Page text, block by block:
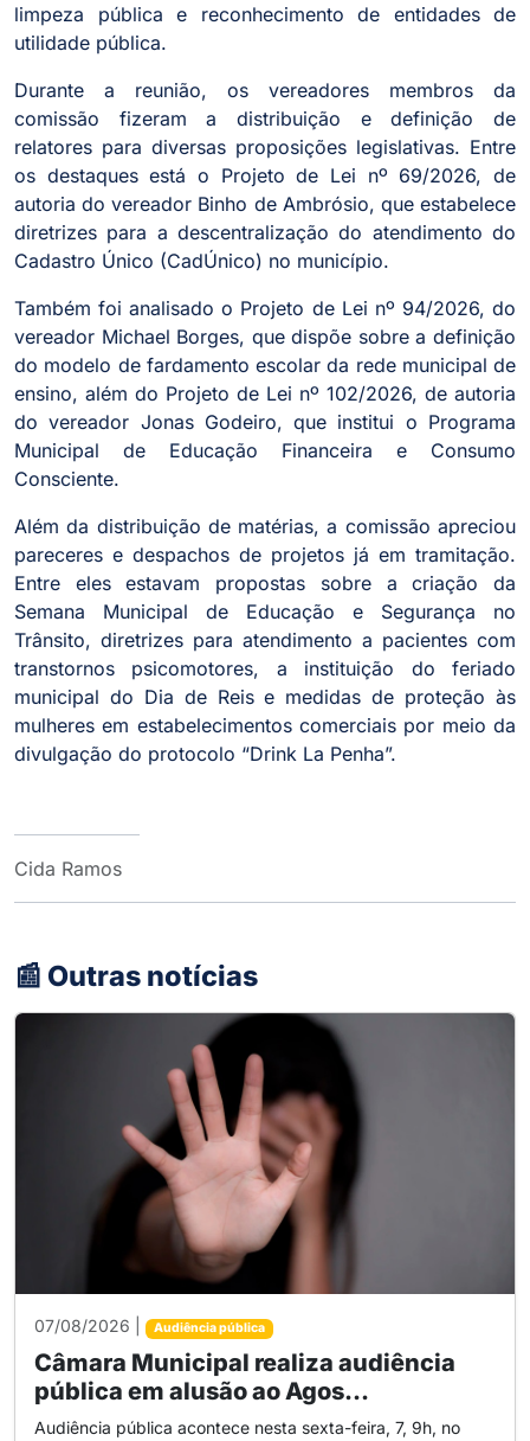
limpeza pública e reconhecimento de entidades de
utilidade pública.
Durante a reunião, os vereadores membros da
comissão fizeram a distribuição e definição de
relatores para diversas proposições legislativas. Entre
os destaques está o Projeto de Lei nº 69/2026, de
autoria do vereador Binho de Ambrósio, que estabelece
diretrizes para a descentralização do atendimento do
Cadastro Único (CadÚnico) no município.
Também foi analisado o Projeto de Lei nº 94/2026, do
vereador Michael Borges, que dispõe sobre a definição
do modelo de fardamento escolar da rede municipal de
ensino, além do Projeto de Lei nº 102/2026, de autoria
do vereador Jonas Godeiro, que institui o Programa
Municipal de Educação Financeira e Consumo
Consciente.
Além da distribuição de matérias, a comissão apreciou
pareceres e despachos de projetos já em tramitação.
Entre eles estavam propostas sobre a criação da
Semana Municipal de Educação e Segurança no
Trânsito, diretrizes para atendimento a pacientes com
transtornos psicomotores, a instituição do feriado
municipal do Dia de Reis e medidas de proteção às
mulheres em estabelecimentos comerciais por meio da
divulgação do protocolo “Drink La Penha”.
Cida Ramos
📰 Outras notícias
07/08/2026 | Audiência pública
Câmara Municipal realiza audiência
pública em alusão ao Agos...
Audiência pública acontece nesta sexta-feira, 7, 9h, no